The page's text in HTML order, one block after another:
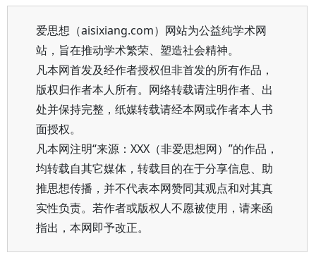
爱思想（aisixiang.com）网站为公益纯学术网
站，旨在推动学术繁荣、塑造社会精神。
凡本网首发及经作者授权但非首发的所有作品，
版权归作者本人所有。网络转载请注明作者、出
处并保持完整，纸媒转载请经本网或作者本人书
面授权。
凡本网注明“来源：XXX（非爱思想网）”的作品，
均转载自其它媒体，转载目的在于分享信息、助
推思想传播，并不代表本网赞同其观点和对其真
实性负责。若作者或版权人不愿被使用，请来函
指出，本网即予改正。